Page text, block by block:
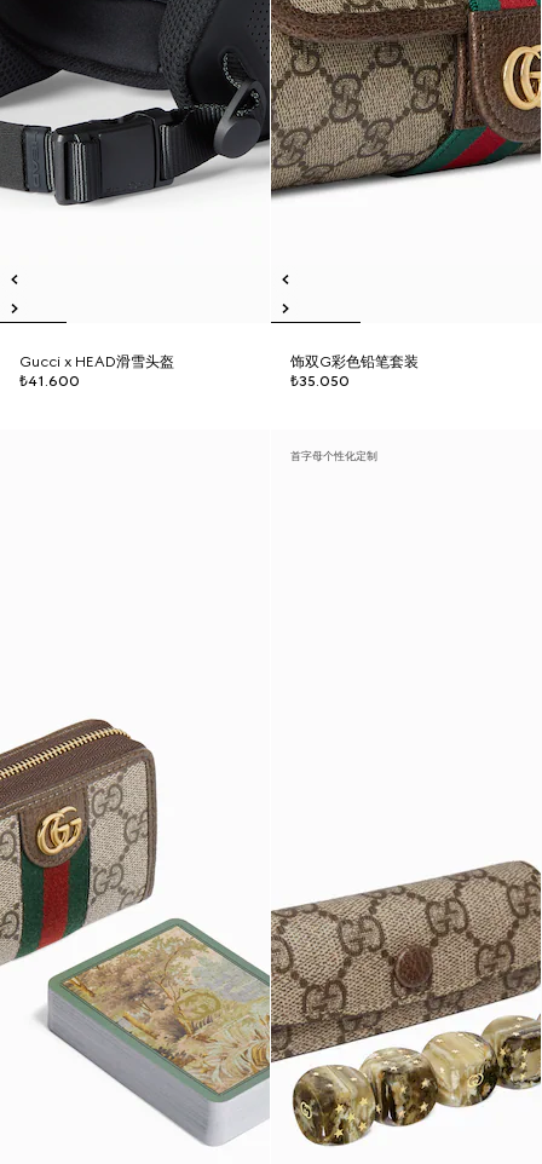
Gucci x HEAD滑雪头盔
₺41.600
饰双G彩色铅笔套装
₺35.050
首字母个性化定制